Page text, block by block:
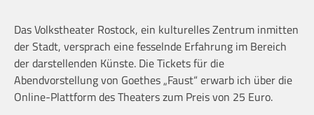
Das Volkstheater Rostock, ein kulturelles Zentrum inmitten
der Stadt, versprach eine fesselnde Erfahrung im Bereich
der darstellenden Künste. Die Tickets für die
Abendvorstellung von Goethes „Faust“ erwarb ich über die
Online-Plattform des Theaters zum Preis von 25 Euro.